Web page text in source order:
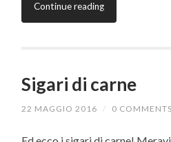
Continue reading
Sigari di carne
22 MAGGIO 2016 / 0 COMMENTS